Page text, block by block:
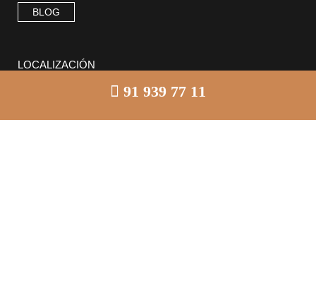
BLOG
LOCALIZACIÓN
91 939 77 11